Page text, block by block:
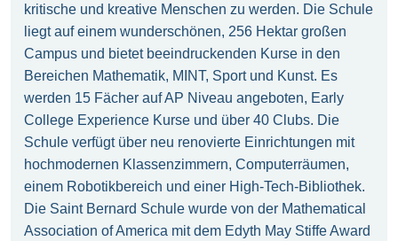
kritische und kreative Menschen zu werden. Die Schule
liegt auf einem wunderschönen, 256 Hektar großen
Campus und bietet beeindruckenden Kurse in den
Bereichen Mathematik, MINT, Sport und Kunst. Es
werden 15 Fächer auf AP Niveau angeboten, Early
College Experience Kurse und über 40 Clubs. Die
Schule verfügt über neu renovierte Einrichtungen mit
hochmodernen Klassenzimmern, Computerräumen,
einem Robotikbereich und einer High-Tech-Bibliothek.
Die Saint Bernard Schule wurde von der Mathematical
Association of America mit dem Edyth May Stiffe Award